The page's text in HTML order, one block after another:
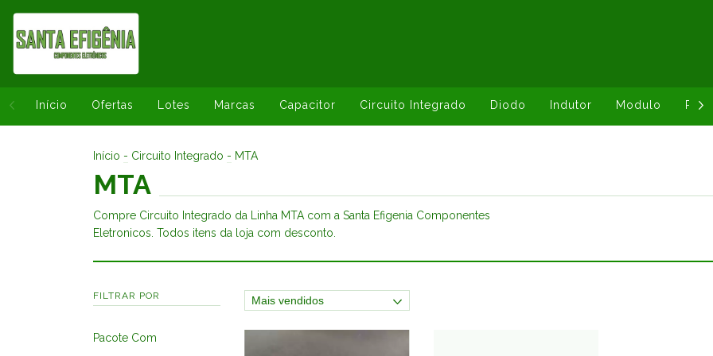
Início Ofertas Lotes Marcas Capacitor Circuito Integrado Diodo Indutor Modulo
Início - Circuito Integrado - MTA
MTA
Compre Circuito Integrado da Linha MTA com a Santa Efigenia Componentes
Eletronicos. Todos itens da loja com desconto.
FILTRAR POR
Pacote Com